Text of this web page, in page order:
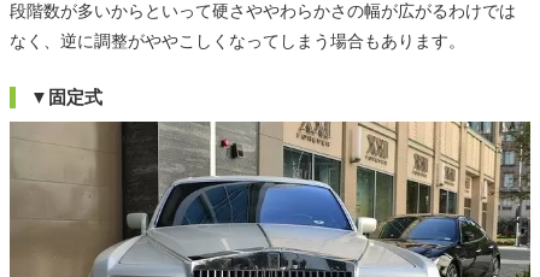
段階数が多いからといって硬さややわらかさの幅が広がるわけでは
なく、逆に調整がややこしくなってしまう場合もあります。
▼固定式